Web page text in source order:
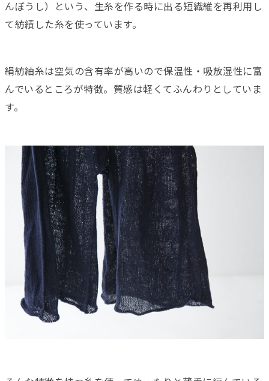
んぼうし）という、生糸を作る時に出る短繊維を再利用し
て紡績した糸を使っています。
絹紡紬糸は空気の含有率が高いので保温性・吸放湿性に富
んでいるところが特徴。質感は軽くてふんわりとしていま
す。